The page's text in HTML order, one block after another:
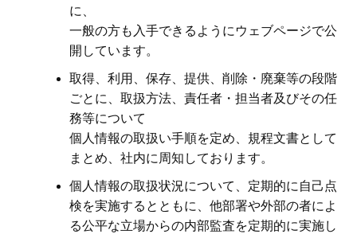
に、
一般の方も入手できるようにウェブページで公
開しています。
取得、利用、保存、提供、削除・廃棄等の段階
ごとに、取扱方法、責任者・担当者及びその任
務等について
個人情報の取扱い手順を定め、規程文書として
まとめ、社内に周知しております。
個人情報の取扱状況について、定期的に自己点
検を実施するとともに、他部署や外部の者によ
る公平な立場からの内部監査を定期的に実施し